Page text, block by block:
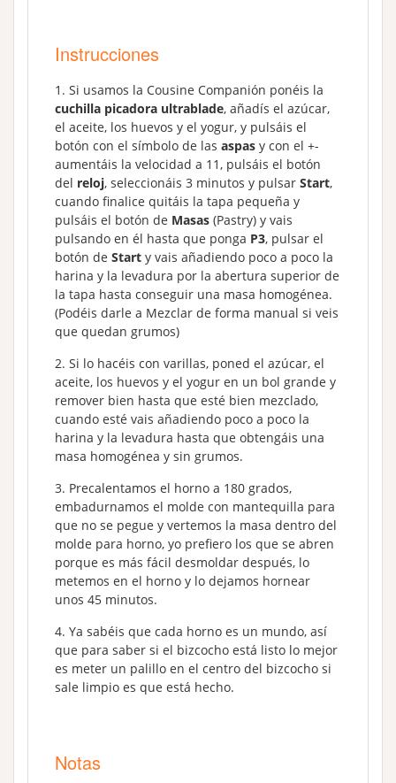
Instrucciones
Si usamos la Cousine Companión ponéis la
cuchilla picadora ultrablade, añadís el azúcar,
el aceite, los huevos y el yogur, y pulsáis el
botón con el símbolo de las aspas y con el +-
aumentáis la velocidad a 11, pulsáis el botón
del reloj, seleccionáis 3 minutos y pulsar Start,
cuando finalice quitáis la tapa pequeña y
pulsáis el botón de Masas (Pastry) y vais
pulsando en él hasta que ponga P3, pulsar el
botón de Start y vais añadiendo poco a poco la
harina y la levadura por la abertura superior de
la tapa hasta conseguir una masa homogénea.
(Podéis darle a Mezclar de forma manual si veis
que quedan grumos)
Si lo hacéis con varillas, poned el azúcar, el
aceite, los huevos y el yogur en un bol grande y
remover bien hasta que esté bien mezclado,
cuando esté vais añadiendo poco a poco la
harina y la levadura hasta que obtengáis una
masa homogénea y sin grumos.
Precalentamos el horno a 180 grados,
embadurnamos el molde con mantequilla para
que no se pegue y vertemos la masa dentro del
molde para horno, yo prefiero los que se abren
porque es más fácil desmoldar después, lo
metemos en el horno y lo dejamos hornear
unos 45 minutos.
Ya sabéis que cada horno es un mundo, así
que para saber si el bizcocho está listo lo mejor
es meter un palillo en el centro del bizcocho si
sale limpio es que está hecho.
Notas